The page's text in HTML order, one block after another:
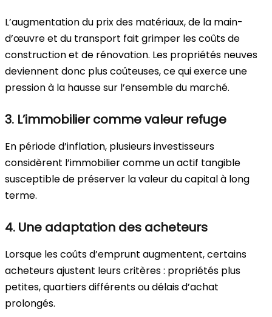
L’augmentation du prix des matériaux, de la main-
d’œuvre et du transport fait grimper les coûts de
construction et de rénovation. Les propriétés neuves
deviennent donc plus coûteuses, ce qui exerce une
pression à la hausse sur l’ensemble du marché.
3. L’immobilier comme valeur refuge
En période d’inflation, plusieurs investisseurs
considèrent l’immobilier comme un actif tangible
susceptible de préserver la valeur du capital à long
terme.
4. Une adaptation des acheteurs
Lorsque les coûts d’emprunt augmentent, certains
acheteurs ajustent leurs critères : propriétés plus
petites, quartiers différents ou délais d’achat
prolongés.